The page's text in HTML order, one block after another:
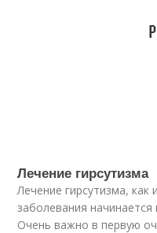
Лечение гирсутизма
Лечение гирсутизма,
заболевания начинается
Очень важно в первую